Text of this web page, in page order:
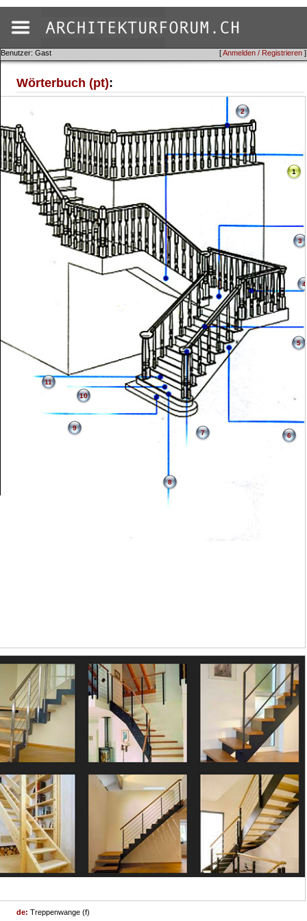
[Anmelden / Registrieren ]
Benutzer: Gast
Wörterbuch (pt):
1
2
3
4
5
6
7
8
9
10
11
de:Treppenwange (f)